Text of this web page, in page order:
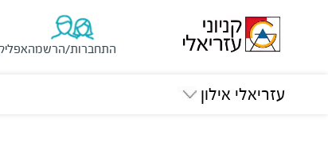
התחברות/הרשמה
עזריאלי אילון